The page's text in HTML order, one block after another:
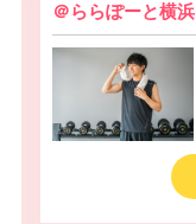
＠ららぽーと横浜